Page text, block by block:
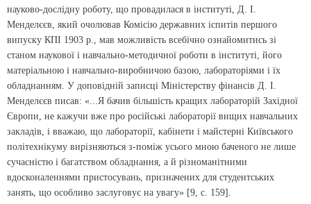
науково-дослідну роботу, що провадилася в інституті, Д. І.
Менделєєв, який очолював Комісію державних іспитів першого
випуску КПІ 1903 р., мав можливість всебічно ознайомитись зі
станом наукової і навчально-методичної роботи в інституті, його
матеріальною і навчально-виробничою базою, лабораторіями і їх
обладнанням. У доповідній записці Міністерству фінансів Д. І.
Менделєєв писав: «...Я бачив більшість кращих лабораторій Західної
Європи, не кажучи вже про російські лабораторії вищих навчальних
закладів, і вважаю, що лабораторії, кабінети і майстерні Київського
політехнікуму вирізняються з-поміж усього мною баченого не лише
сучасністю і багатством обладнання, а й різноманітними
вдосконаленнями пристосувань, призначених для студентських
занять, що особливо заслуговує на увагу» [9, с. 159].